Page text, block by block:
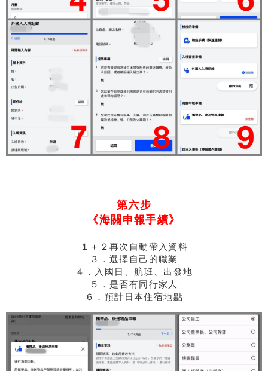
第六步
《海關申報手續》
１＋２再次自動帶入資料
３．選擇自己的職業
４．入國日、航班、出發地
５．是否有同行家人
６．預計日本住宿地點